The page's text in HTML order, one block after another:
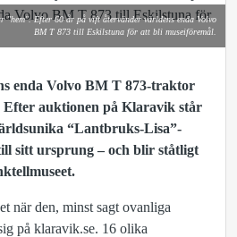
"hem". Efter 60 år på vift återvänder världens enda Volvo
BM T 873 till Eskilstuna för att bli museiföremål.
enda Volvo BM T 873-traktor
auktionen på Klaravik står
“Lantbruks-Lisa”-
sitt ursprung – och blir ståtligt
när den, minst sagt ovanliga
på klaravik.se. 16 olika